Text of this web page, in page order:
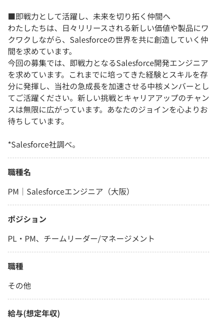
■即戦力として活躍し、未来を切り拓く仲間へ
わたしたちは、日々リリースされる新しい価値や製品にワ
クワクしながら、Salesforceの世界を共に創造していく仲
間を求めています。
今回の募集では、即戦力となるSalesforce開発エンジニア
を求めています。これまでに培ってきた経験とスキルを存
分に発揮し、当社の急成長を加速させる中核メンバーとし
てご活躍ください。新しい挑戦とキャリアアップのチャン
スは無限に広がっています。あなたのジョインを心よりお
待ちしています。
*Salesforce社調べ。
職種名
PM｜Salesforceエンジニア（大阪）
ポジション
PL・PM、チームリーダー/マネージメント
職種
その他
給与(想定年収)